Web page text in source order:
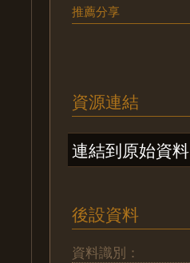
推薦分享
資源連結
連結到原始資料
後設資料
資料識別：